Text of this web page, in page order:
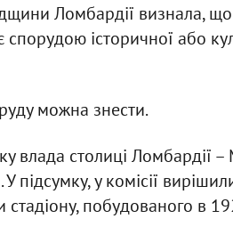
Ломбардії визнала,
спорудою історичної або
можна знести.
влада столиці Ломбардії
У підсумку, у комісії
стадіону, побудованого в